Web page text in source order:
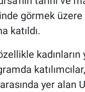
görmek
katıldı.
kadınların
yer alan